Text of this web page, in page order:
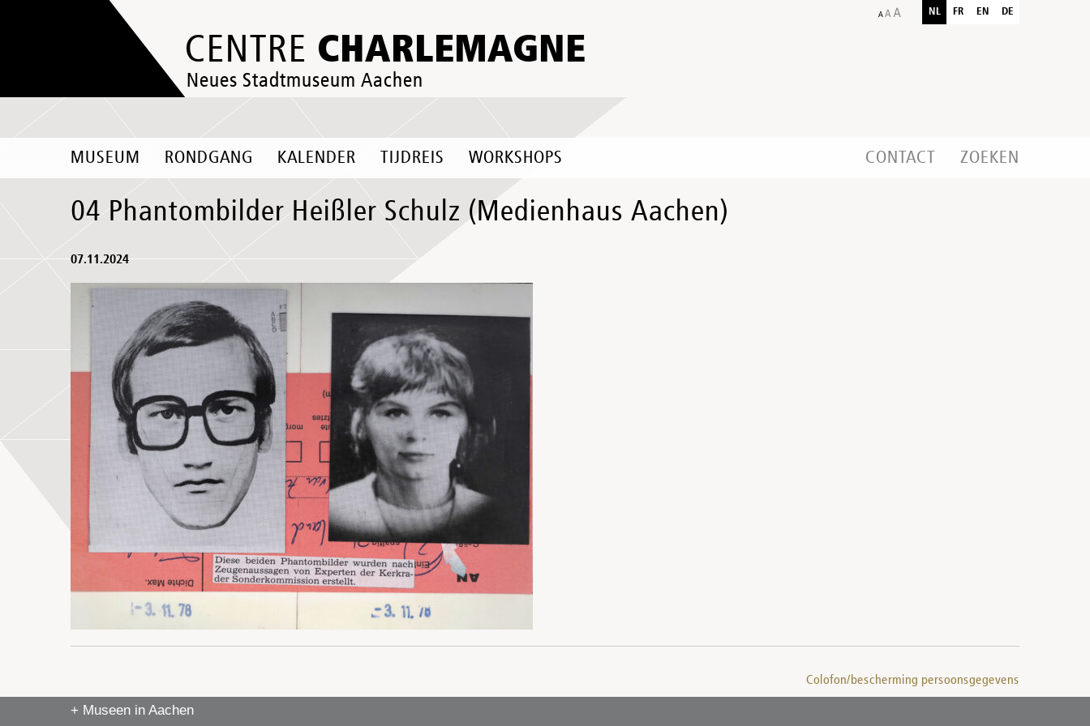
CENTRE CHARLEMAGNE
Neues Stadtmuseum Aachen
NL FR EN DE
MUSEUM RONDGANG KALENDER TIJDREIS WORKSHOPS CONTACT ZOEKEN
04 Phantombilder Heißler Schulz (Medienhaus Aachen)
07.11.2024
Colofon/bescherming persoonsgegevens
+ Museen in Aachen